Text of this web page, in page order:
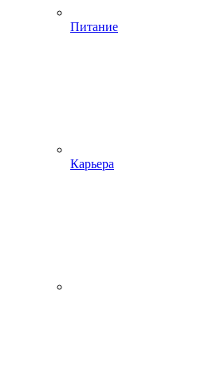
Питание
Карьера